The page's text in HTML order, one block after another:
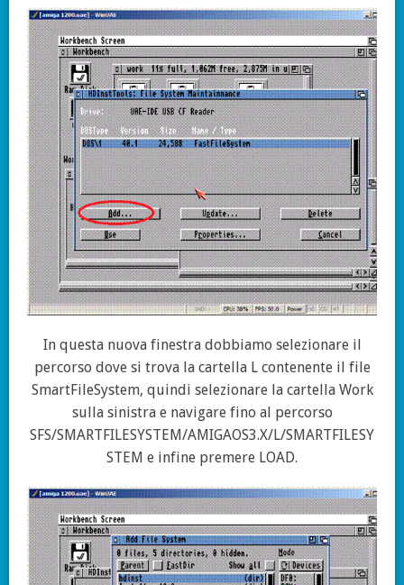
In questa nuova finestra dobbiamo selezionare il
percorso dove si trova la cartella L contenente il file
SmartFileSystem, quindi selezionare la cartella Work
sulla sinistra e navigare fino al percorso
SFS/SMARTFILESYSTEM/AMIGAOS3.X/L/SMARTFILESY
STEM e infine premere LOAD.